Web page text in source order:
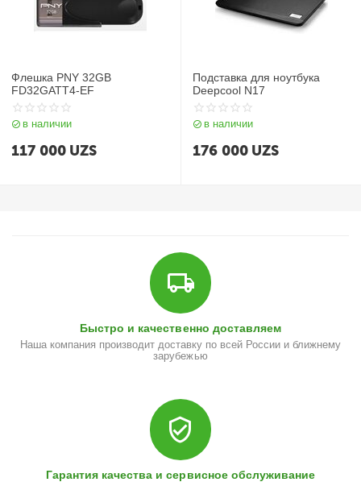
Флешка PNY 32GB
FD32GATT4-EF
в наличии
117 000 UZS
Подставка для ноутбука
Deepcool N17
в наличии
176 000 UZS
Быстро и качественно доставляем
Наша компания производит доставку по всей России и ближнему
зарубежью
Гарантия качества и сервисное обслуживание